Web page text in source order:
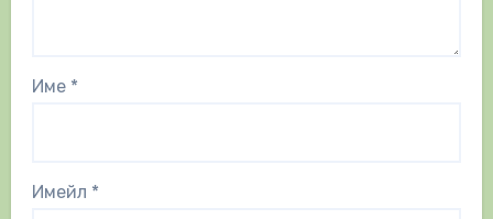
Име *
Имейл *